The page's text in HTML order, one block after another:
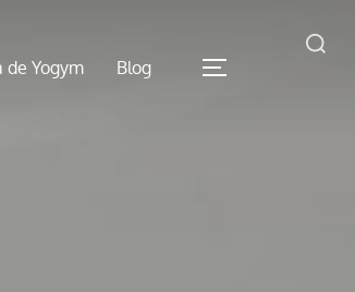
de Yogym Blog Buscar:ALTERNAR LA